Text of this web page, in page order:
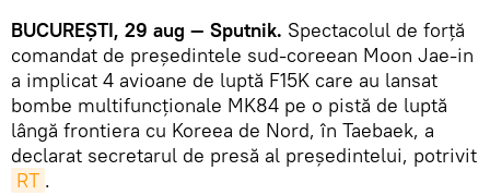
BUCUREȘTI, 29 aug — Sputnik. Spectacolul de forță
comandat de președintele sud-coreean Moon Jae-in
a implicat 4 avioane de luptă F15K care au lansat
bombe multifuncționale MK84 pe o pistă de luptă
lângă frontiera cu Koreea de Nord, în Taebaek, a
declarat secretarul de presă al președintelui, potrivit
RT .